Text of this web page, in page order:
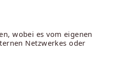
wobei es vom eigenen
Netzwerkes oder